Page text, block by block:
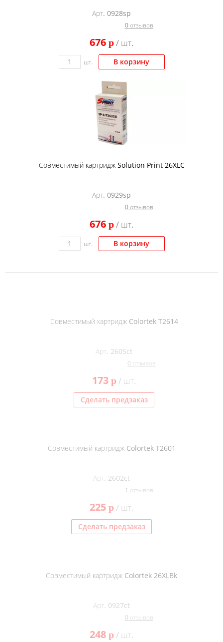
Арт. 0928sp
0 отзывов
676 p/ шт.
шт. В корзину
Совместимый картридж Solution Print 26XLC
Арт. 0929sp
0 отзывов
676 p/ шт.
шт. В корзину
Совместимый картридж Colortek T2614
Арт. 2605ct
0 отзывов
173 p/ шт.
Сделать предзаказ
Совместимый картридж Colortek T2601
Арт. 2602ct
1 отзывов
225 p/ шт.
Сделать предзаказ
Совместимый картридж Colortek 26XLBk
Арт. 0927ct
0 отзывов
248 p/ шт.